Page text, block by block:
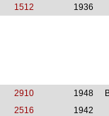
1512 1936
2910 1948
2516 1942